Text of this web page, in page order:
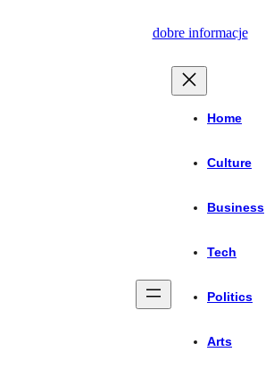
dobre informacje
Home
Culture
Business
Tech
Politics
Arts